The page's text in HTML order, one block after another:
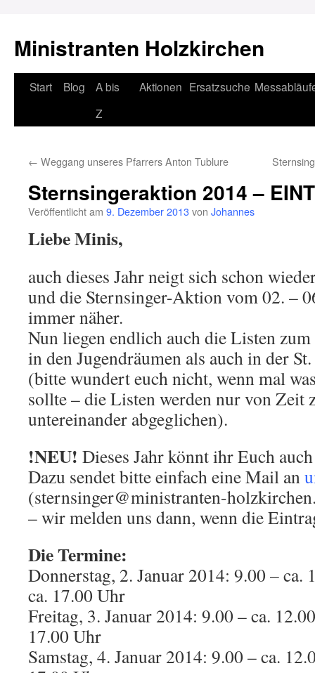
Ministranten Holzkirchen
Zum
Start Blog
A bis
Z
Aktionen Ersatzsuche
← Weggang unseres Pfarrers Anton Tublure
Sternsingeraktion 2014 –
Veröffentlicht am 9. Dezember 2013von Johannes
Liebe Minis,
auch dieses Jahr neigt sich schon
und die Sternsinger-Aktion vom 02. –
immer näher.
Nun liegen endlich auch die Listen
in den Jugendräumen als auch in der
(bitte wundert euch nicht, wenn mal
sollte – die Listen werden nur von Zeit
untereinander abgeglichen).
!NEU! Dieses Jahr könnt ihr Euch
Dazu sendet bitte einfach eine Mail an
(sternsinger@ministranten-
– wir melden uns dann, wenn die
Die Termine:
Donnerstag, 2. Januar 2014: 9.00 – ca.
ca. 17.00 Uhr
Freitag, 3. Januar 2014: 9.00 – ca.
17.00 Uhr
Samstag, 4. Januar 2014: 9.00 – ca.